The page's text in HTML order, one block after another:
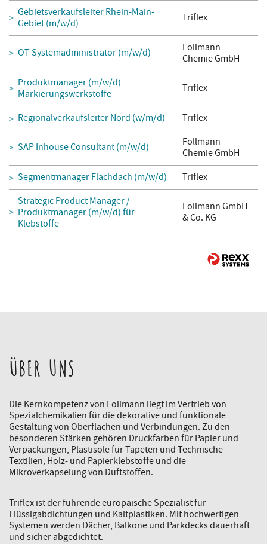
Gebietsverkaufsleiter Rhein-Main-
Gebiet (m/w/d)
Triflex
OT Systemadministrator (m/w/d)
Follmann
Chemie GmbH
Produktmanager (m/w/d)
Markierungswerkstoffe
Triflex
Regionalverkaufsleiter Nord (w/m/d) Triflex
SAP Inhouse Consultant (m/w/d)
Follmann
Chemie GmbH
Segmentmanager Flachdach (m/w/d)
Triflex
Strategic Product Manager /
Produktmanager (m/w/d) für
Klebstoffe
Follmann GmbH
& Co. KG
ÜBER UNS
Die Kernkompetenz von Follmann liegt im Vertrieb von
Spezialchemikalien für die dekorative und funktionale
Gestaltung von Oberflächen und Verbindungen. Zu den
besonderen Stärken gehören Druckfarben für Papier und
Verpackungen, Plastisole für Tapeten und Technische
Textilien, Holz- und Papierklebstoffe und die
Mikroverkapselung von Duftstoffen.
Triflex ist der führende europäische Spezialist für
Flüssigabdichtungen und Kaltplastiken. Mit hochwertigen
Systemen werden Dächer, Balkone und Parkdecks dauerhaft
und sicher abgedichtet.